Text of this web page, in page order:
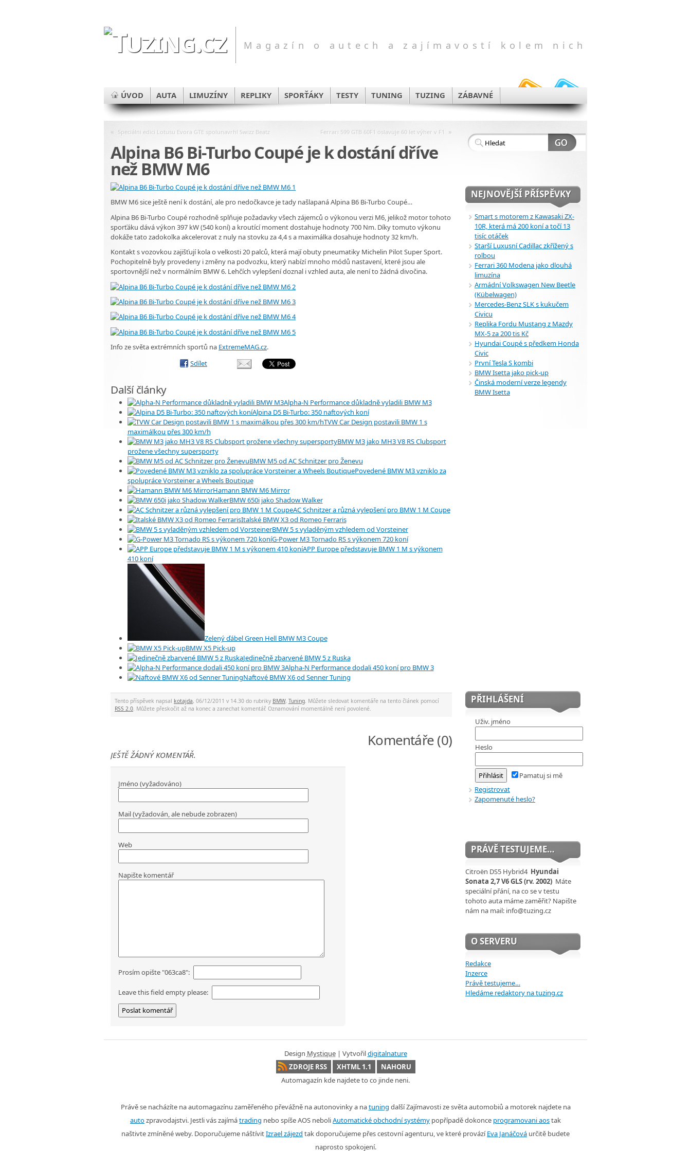
Magazín o autech a zajímavostí kolem nich
ÚVOD AUTA LIMUZÍNY REPLIKY SPORŤÁKY TESTY TUNING TUZING ZÁBAVNÉ
« Speciálni edici Lotusu Evora GTE spolunavrhl Swizz Beatz Ferrari 599 GTB 60F1 oslavuje 60 let výher v F1 »
Alpina B6 Bi-Turbo Coupé je k dostání dříve
než BMW M6
BMW M6 sice ještě není k dostání, ale pro nedočkavce je tady našlapaná Alpina B6 Bi-Turbo Coupé…
Alpina B6 Bi-Turbo Coupé rozhodně splňuje požadavky všech zájemců o výkonou verzi M6, jelikož motor tohoto
sporťáku dává výkon 397 kW (540 koní) a kroutící moment dostahuje hodnoty 700 Nm. Díky tomuto výkonu
dokáže tato zadokolka akcelerovat z nuly na stovku za 4,4 s a maximálka dosahuje hodnoty 32 km/h.
Kontakt s vozovkou zajišťují kola o velkosti 20 palců, která mají obuty pneumatiky Michelin Pilot Super Sport.
Pochopitelně byly provedeny i změny na podvozku, který nabízí mnoho módů nastavení, které jsou ale
sportovnější než v normálním BMW 6. Lehčích vylepšení doznal i vzhled auta, ale není to žádná divočina.
Info ze světa extrémních sportů na ExtremeMAG.cz.
Sdílet
Další články
Alpha-N Performance důkladně vyladili BMW M3
Alpina D5 Bi-Turbo: 350 naftových koní
TVW Car Design postavili BMW 1 s
maximálkou přes 300 km/h
BMW M3 jako MH3 V8 RS Clubsport
prožene všechny supersporty
BMW M5 od AC Schnitzer pro Ženevu
Povedené BMW M3 vzniklo za
spolupráce Vorsteiner a Wheels Boutique
Hamann BMW M6 Mirror
BMW 650i jako Shadow Walker
AC Schnitzer a různá vylepšení pro BMW 1 M Coupe
Italské BMW X3 od Romeo Ferraris
BMW 5 s vyladěným vzhledem od Vorsteiner
G-Power M3 Tornado RS s výkonem 720 koní
APP Europe představuje BMW 1 M s výkonem
410 koní
Zelený ďábel Green Hell BMW M3 Coupe
BMW X5 Pick-up
Jedinečně zbarvené BMW 5 z Ruska
Alpha-N Performance dodali 450 koní pro BMW 3
Naftové BMW X6 od Senner Tuning
Tento příspěvek napsal kotajda, 06/12/2011 v 14.30 do rubriky BMW, Tuning . Můžete sledovat komentáře na tento článek pomocí
RSS 2.0 . Můžete přeskočit až na konec a zanechat komentář. Oznamování momentálně není povolené.
Komentáře (0)
JEŠTĚ ŽÁDNÝ KOMENTÁŘ.
Jméno (vyžadováno)
Mail (vyžadován, ale nebude zobrazen)
Web
Napište komentář
Prosím opište "063ca8":
Leave this field empty please:
NEJNOVĚJŠÍ PŘÍSPĚVKY
Smart s motorem z Kawasaki ZX-
10R, která má 200 koní a točí 13
tisíc otáček
Starší Luxusní Cadillac zkřížený s
rolbou
Ferrari 360 Modena jako dlouhá
limuzína
Armádní Volkswagen New Beetle
(Kübelwagen)
Mercedes-Benz SLK s kukučem
Civicu
Replika Fordu Mustang z Mazdy
MX-5 za 200 tis Kč
Hyundai Coupé s předkem Honda
Civic
První Tesla S kombi
BMW Isetta jako pick-up
Činská moderní verze legendy
BMW Isetta
PŘIHLÁŠENÍ
Uživ. jméno
Heslo
Pamatuj si mě
Registrovat
Zapomenuté heslo?
PRÁVĚ TESTUJEME…
Citroën DS5 Hybrid4 Hyundai
Sonata 2,7 V6 GLS (rv. 2002) Máte
speciální přání, na co se v testu
tohoto auta máme zaměřit? Napište
nám na mail: info@tuzing.cz
O SERVERU
Redakce
Inzerce
Právě testujeme…
Hledáme redaktory na tuzing.cz
Design Mystique| Vytvořildigitalnature
ZDROJE RSS
XHTML 1.1
NAHORU
Automagazín kde najdete to co jinde neni.
Právě se nacházíte na automagazínu zaměřeného převážně na autonovinky a natuning další Zajímavosti ze světa automobiů a motorek najdete na
autozpravodajstvi. Jestli vás zajímátrading nebo spíše AOS neboliAutomatické obchodní systémy popřípadě dokonce programovani aostak
naštivte zmíněné weby. Doporučujeme náštívitIzrael zájezd tak doporučujeme přes cestovní agenturu, ve které provázíEva Janáčová určitě budete
naprosto spokojení.